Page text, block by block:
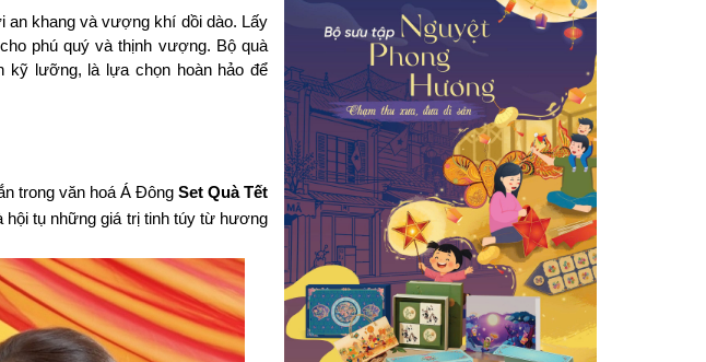
an khang và vượng khí dồi dào. Lấy
phú quý và thịnh vượng. Bộ quà
kỹ lưỡng, là lựa chọn hoàn hảo để
trong văn hoá Á Đông Set Quà Tết
tụ những giá trị tinh túy từ hương